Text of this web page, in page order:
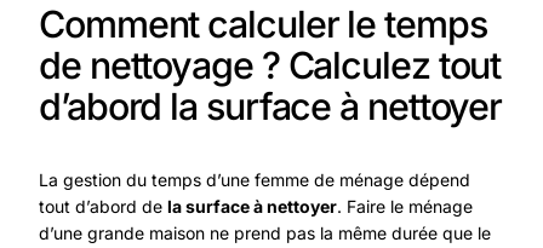
Comment calculer le temps
de nettoyage ? Calculez tout
d’abord la surface à nettoyer
La gestion du temps d’une femme de ménage dépend
tout d’abord de la surface à nettoyer. Faire le ménage
d’une grande maison ne prend pas la même durée que le